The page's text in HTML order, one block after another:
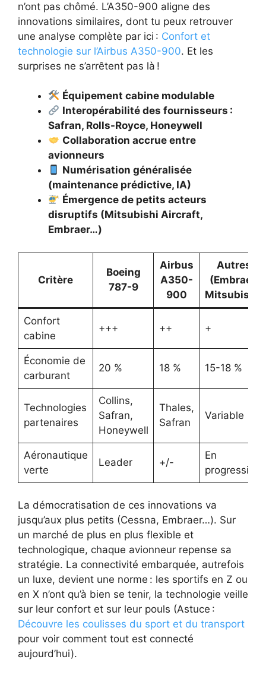
n’ont pas chômé. L’A350-900 aligne des
innovations similaires, dont tu peux retrouver
une analyse complète par ici : Confort et
technologie sur l’Airbus A350-900. Et les
surprises ne s’arrêtent pas là !
Équipement cabine modulable
Interopérabilité des fournisseurs :
Safran, Rolls-Royce, Honeywell
Collaboration accrue entre
avionneurs
Numérisation généralisée
(maintenance prédictive, IA)
Émergence de petits acteurs
disruptifs (Mitsubishi Aircraft,
Embraer…)
Critère
Boeing
787-9
Airbus
A350-
900
Autres
(Embraer,
Mitsubishi)
Confort
cabine
+++ ++ +
Économie de
carburant
20 % 18 % 15-18 %
Technologies
partenaires
Collins,
Safran,
Honeywell
Thales,
Safran
Variable
Aéronautique
verte
Leader +/-
En
progression
La démocratisation de ces innovations va
jusqu’aux plus petits (Cessna, Embraer…). Sur
un marché de plus en plus flexible et
technologique, chaque avionneur repense sa
stratégie. La connectivité embarquée, autrefois
un luxe, devient une norme : les sportifs en Z ou
en X n’ont qu’à bien se tenir, la technologie veille
sur leur confort et sur leur pouls (Astuce :
Découvre les coulisses du sport et du transport
pour voir comment tout est connecté
aujourd’hui).